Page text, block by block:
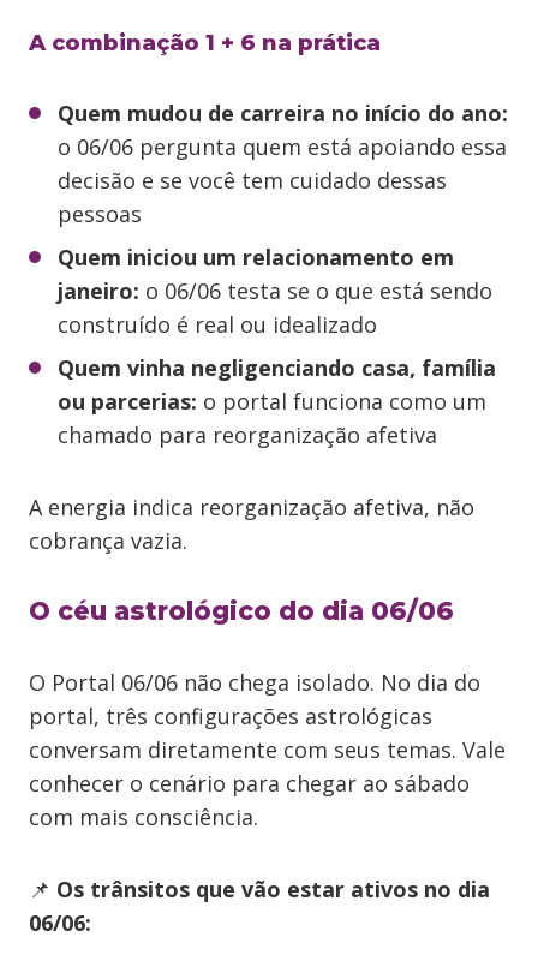
A combinação 1 + 6 na prática
Quem mudou de carreira no início do ano:
o 06/06 pergunta quem está apoiando essa
decisão e se você tem cuidado dessas
pessoas
Quem iniciou um relacionamento em
janeiro: o 06/06 testa se o que está sendo
construído é real ou idealizado
Quem vinha negligenciando casa, família
ou parcerias: o portal funciona como um
chamado para reorganização afetiva
A energia indica reorganização afetiva, não
cobrança vazia.
O céu astrológico do dia 06/06
O Portal 06/06 não chega isolado. No dia do
portal, três configurações astrológicas
conversam diretamente com seus temas. Vale
conhecer o cenário para chegar ao sábado
com mais consciência.
📌 Os trânsitos que vão estar ativos no dia
06/06: